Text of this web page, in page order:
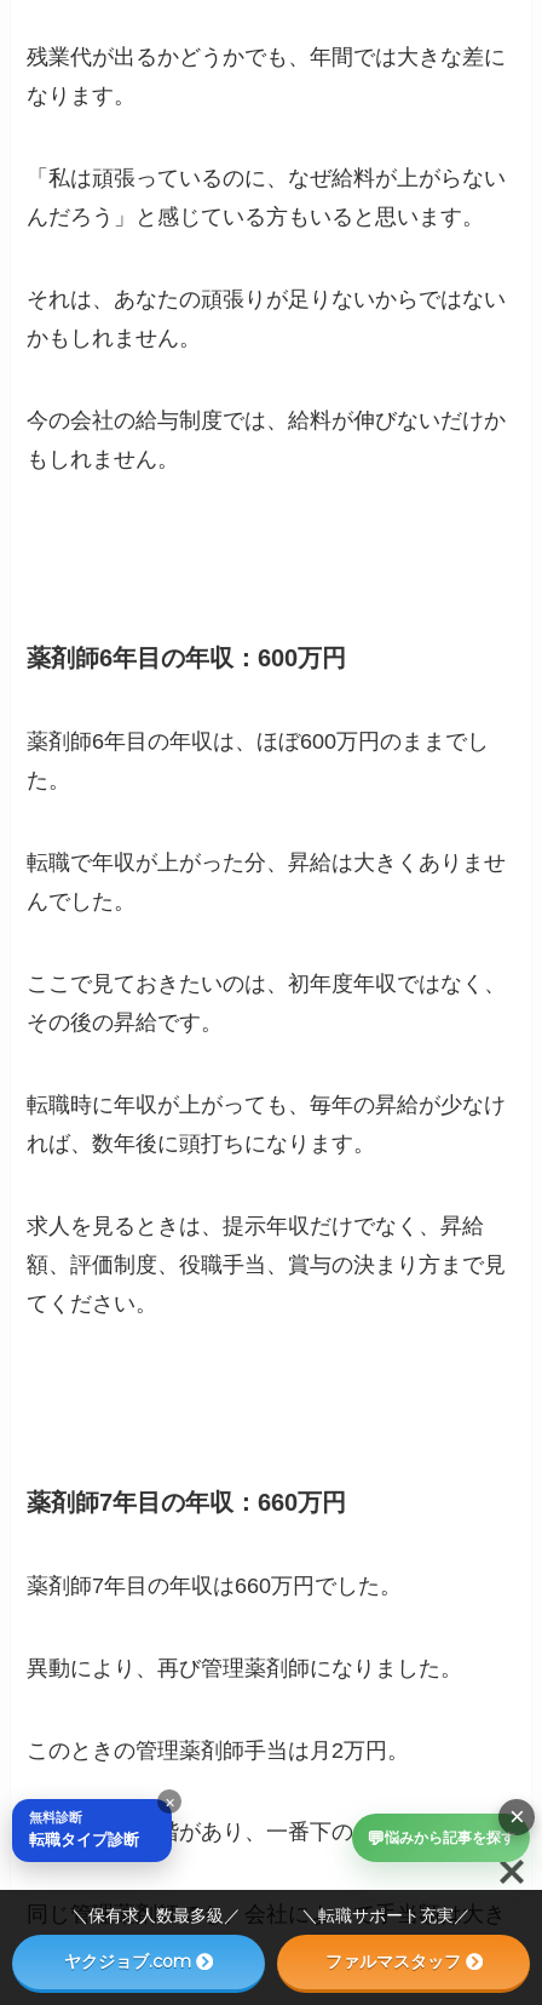
残業代が出るかどうかでも、年間では大きな差に
なります。
「私は頑張っているのに、なぜ給料が上がらない
んだろう」と感じている方もいると思います。
それは、あなたの頑張りが足りないからではない
かもしれません。
今の会社の給与制度では、給料が伸びないだけか
もしれません。
薬剤師6年目の年収：600万円
薬剤師6年目の年収は、ほぼ600万円のままでし
た。
転職で年収が上がった分、昇給は大きくありませ
んでした。
ここで見ておきたいのは、初年度年収ではなく、
その後の昇給です。
転職時に年収が上がっても、毎年の昇給が少なけ
れば、数年後に頭打ちになります。
求人を見るときは、提示年収だけでなく、昇給
額、評価制度、役職手当、賞与の決まり方まで見
てください。
薬剤師7年目の年収：660万円
薬剤師7年目の年収は660万円でした。
異動により、再び管理薬剤師になりました。
このときの管理薬剤師手当は月2万円。
役職手当に段階があり、一番下の金額でした。
同じ管理薬剤師でも、会社によって手当額は大き
く違います。
💬悩みから記事を探す
×
×
無料診断
転職タイプ診断
＼保有求人数最多級／ ＼転職サポート充実／
ヤクジョブ.com ファルマスタッフ